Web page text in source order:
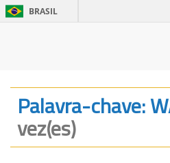
BRASIL
Palavra-chave:
vez(es)